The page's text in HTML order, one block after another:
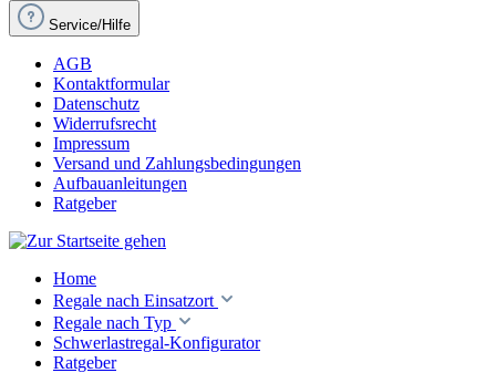
Service/Hilfe
AGB
Kontaktformular
Datenschutz
Widerrufsrecht
Impressum
Versand und Zahlungsbedingungen
Aufbauanleitungen
Ratgeber
Home
Regale nach Einsatzort
Regale nach Typ
Schwerlastregal-Konfigurator
Ratgeber